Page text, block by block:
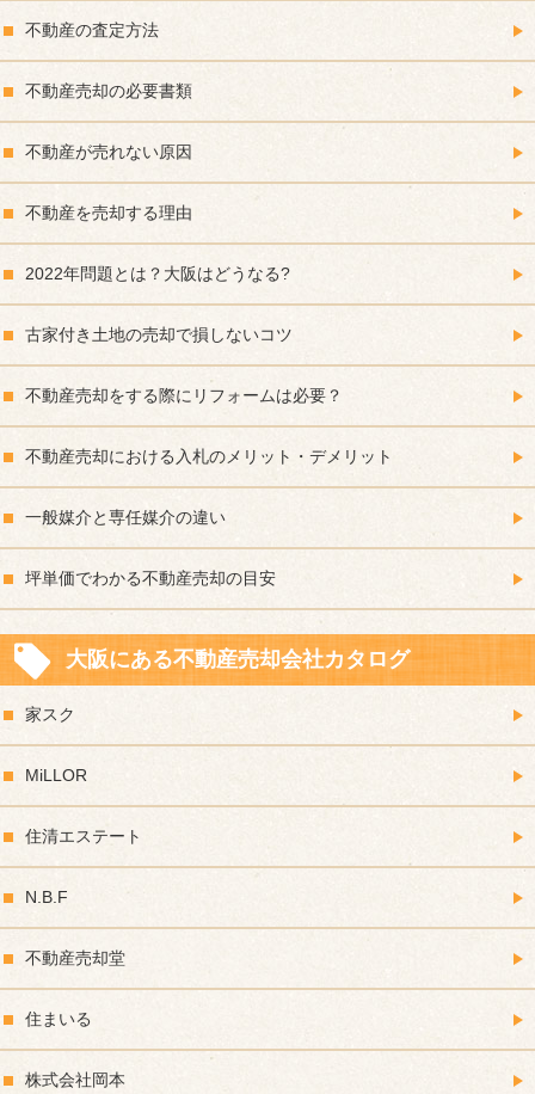
不動産の査定方法
不動産売却の必要書類
不動産が売れない原因
不動産を売却する理由
2022年問題とは？大阪はどうなる?
古家付き土地の売却で損しないコツ
不動産売却をする際にリフォームは必要？
不動産売却における入札のメリット・デメリット
一般媒介と専任媒介の違い
坪単価でわかる不動産売却の目安
大阪にある不動産売却会社カタログ
家スク
MiLLOR
住清エステート
N.B.F
不動産売却堂
住まいる
株式会社岡本